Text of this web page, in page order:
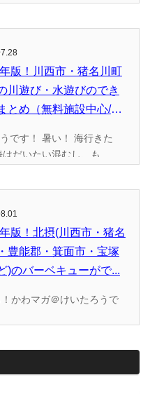
版！川西市・猪名川町
川遊び・水遊びのでき
とめ（無料施設中心/
です！ 暑い！ 海行きた
だいたい混むし、も...
版！北摂(川西市・猪名
豊能郡・箕面市・宝塚
)のバーベキューがで...
かわマガ＠けいたろうで